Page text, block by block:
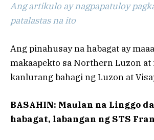
Ang artikulo ay nagpapatuloy
patalastas na ito
Ang pinahusay na habagat ay
makaapekto sa Northern Luzon at
kanlurang bahagi ng Luzon at
BASAHIN: Maulan na Linggo
habagat, labangan ng STS